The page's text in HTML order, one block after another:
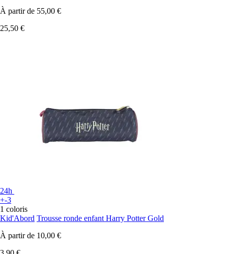
À partir de 55,00 €
25,50 €
24h
+-3
1 coloris
Kid'Abord Trousse ronde enfant Harry Potter Gold
À partir de 10,00 €